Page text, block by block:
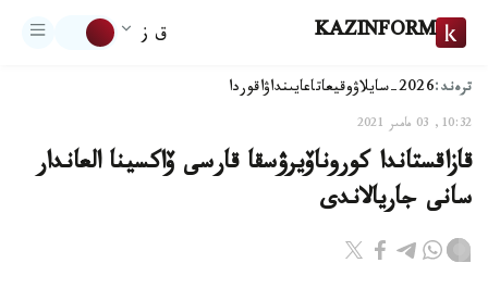
KAZINFORM ق ز
ترەند:2026-سايلاۋ وقيعاتاعايىنداۋاقوردا
10:32, 03 مامىر 2021
قازاقستاندا كوروناۆيرۋسقا قارسى ۆاكسينا العاندار
سانى جاريالاندى